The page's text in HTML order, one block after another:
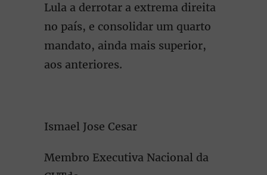
Lula a derrotar a extrema direita
no país, e consolidar um quarto
mandato, ainda mais superior,
aos anteriores.
Ismael Jose Cesar
Membro Executiva Nacional da